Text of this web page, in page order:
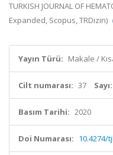
TURKISH JOURNAL OF
Expanded, Scopus, TRDizin)
Yayın Türü: Makale /
Cilt numarası: 37 Sayı:
Basım Tarihi: 2020
Doi Numarası: 10.4274/